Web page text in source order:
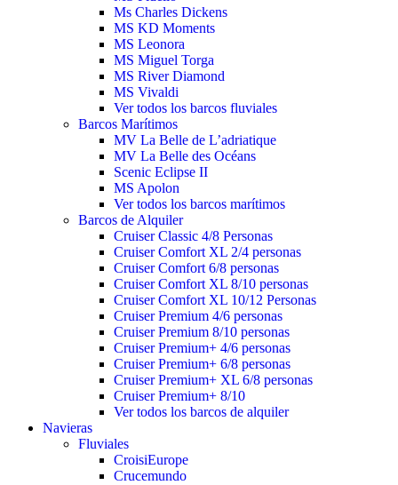
Ms Charles Dickens
MS KD Moments
MS Leonora
MS Miguel Torga
MS River Diamond
MS Vivaldi
Ver todos los barcos fluviales
Barcos Marítimos
MV La Belle de L’adriatique
MV La Belle des Océans
Scenic Eclipse II
MS Apolon
Ver todos los barcos marítimos
Barcos de Alquiler
Cruiser Classic 4/8 Personas
Cruiser Comfort XL 2/4 personas
Cruiser Comfort 6/8 personas
Cruiser Comfort XL 8/10 personas
Cruiser Comfort XL 10/12 Personas
Cruiser Premium 4/6 personas
Cruiser Premium 8/10 personas
Cruiser Premium+ 4/6 personas
Cruiser Premium+ 6/8 personas
Cruiser Premium+ XL 6/8 personas
Cruiser Premium+ 8/10
Ver todos los barcos de alquiler
Navieras
Fluviales
CroisiEurope
Crucemundo